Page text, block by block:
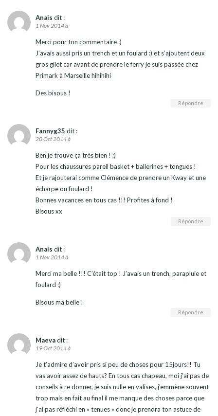
Anais dit :
1 Nov 2014 à
Merci pour ton commentaire :)
J’avais aussi pris un trench et un foulard :) et s’ajoutent deux
gros gilet car avant de prendre le ferry je suis passée chez
Primark à Marseille hihihihi
Des bisous !
Répondre
Fannyg35 dit :
20 Oct 2014 à
Ben je trouve ça très bien ! ;)
Pour les chaussures pareil basket + ballerines + tongues !
Et je rajouterai comme Clémence de prendre un Kway et une
écharpe ou foulard !
Bonnes vacances en tous cas !!! Profites à fond !
Bisous xx
Répondre
Anais dit :
1 Nov 2014 à
Merci ma belle !!! C’était top ! J’avais un trench, parapluie et
foulard :)
Bisous ma belle !
Répondre
Maevadit :
19 Oct 2014 à
Je t’admire d’avoir pris si peu de choses pour 15jours!! Tu
vas avoir assez de hauts? En tous cas chapeau, moi j’ai pas de
conseils à re donner, je suis nulle en valises, j’emmène souvent
trop mais en fait au final il me manque des choses parce que
j’ai pas réfléchi en « tenues » donc je prendra ton astuce de